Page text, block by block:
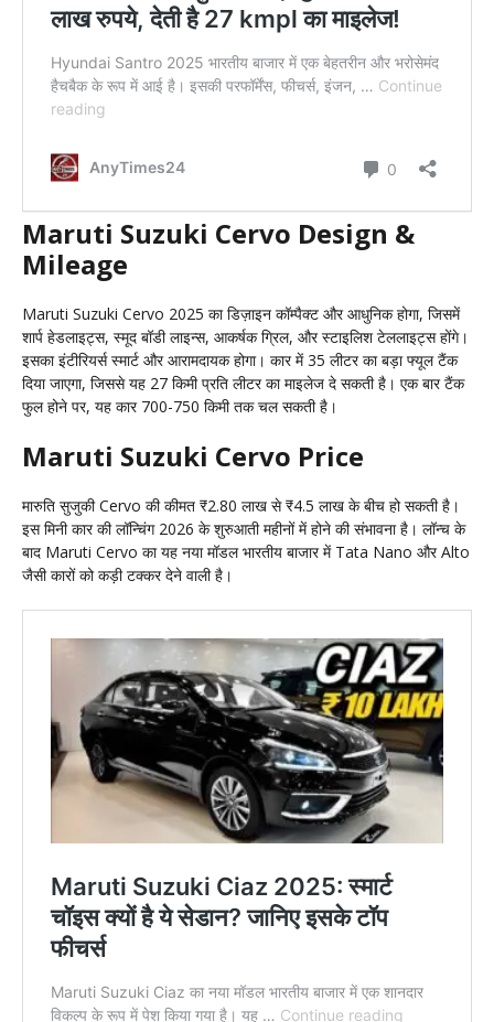
Maruti Suzuki Cervo Design &
Mileage
Maruti Suzuki Cervo 2025 का डिज़ाइन कॉम्पैक्ट और आधुनिक होगा, जिसमें
शार्प हेडलाइट्स, स्मूद बॉडी लाइन्स, आकर्षक ग्रिल, और स्टाइलिश टेललाइट्स होंगे।
इसका इंटीरियर्स स्मार्ट और आरामदायक होगा। कार में 35 लीटर का बड़ा फ्यूल टैंक
दिया जाएगा, जिससे यह 27 किमी प्रति लीटर का माइलेज दे सकती है। एक बार टैंक
फुल होने पर, यह कार 700-750 किमी तक चल सकती है।
Maruti Suzuki Cervo Price
मारुति सुजुकी Cervo की कीमत ₹2.80 लाख से ₹4.5 लाख के बीच हो सकती है।
इस मिनी कार की लॉन्चिंग 2026 के शुरुआती महीनों में होने की संभावना है। लॉन्च के
बाद Maruti Cervo का यह नया मॉडल भारतीय बाजार में Tata Nano और Alto
जैसी कारों को कड़ी टक्कर देने वाली है।